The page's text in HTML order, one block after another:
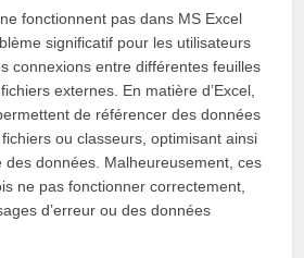
fonctionnent pas dans MS Excel
significatif pour les utilisateurs
connexions entre différentes feuilles
externes. En matière d’Excel,
de référencer des données
ou classeurs, optimisant ainsi
des données. Malheureusement, ces
ne pas fonctionner correctement,
d’erreur ou des données